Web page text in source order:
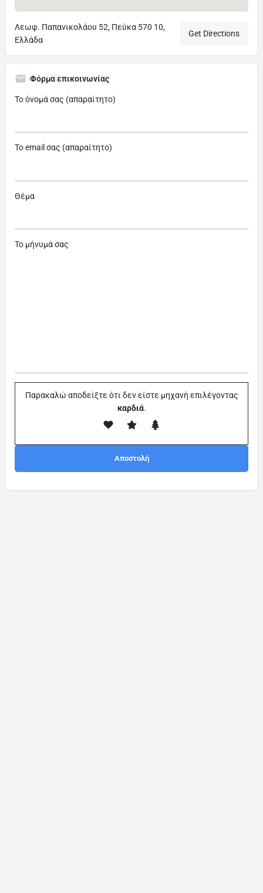
Λεωφ. Παπανικολάου 52, Πεύκα 570 10,
Ελλάδα
Get Directions
Φόρμα επικοινωνίας
Το όνομά σας (απαραίτητο)
Το email σας (απαραίτητο)
Θέμα
Το μήνυμά σας
Παρακαλώ αποδείξτε ότι δεν είστε μηχανή επιλέγοντας
καρδιά.